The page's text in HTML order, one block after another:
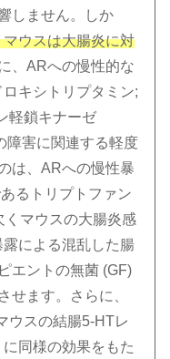
しません。しか
ウスは大腸炎に対
、ARへの慢性的な
キシトリプタミン;
軽鎖キナーゼ
障害に関連する軽度
は、ARへの慢性暴
るトリプトファン
くマウスの大腸炎感
による混乱した腸
エントの無菌 (GF)
せます。さらに、
ウスの結腸5-HTレ
同様の効果をもた